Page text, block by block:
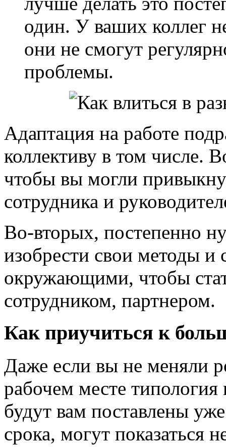
один. У ваших коллег
они не смогут
проблемы.
Адаптация на работе
коллективу в том числе.
чтобы вы могли
сотрудника и
Во-вторых, постепенно
изобрести свои методы
окружающими, чтобы
сотрудником, партнером.
Как приучиться к
Даже если вы не меняли
рабочем месте типология
будут вам поставлены
срока, могут